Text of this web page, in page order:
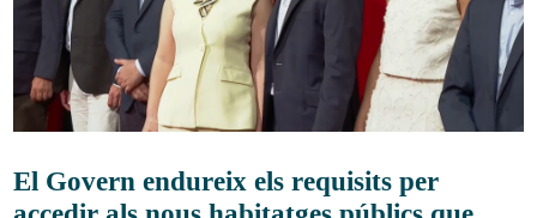
El Govern endureix els requisits per